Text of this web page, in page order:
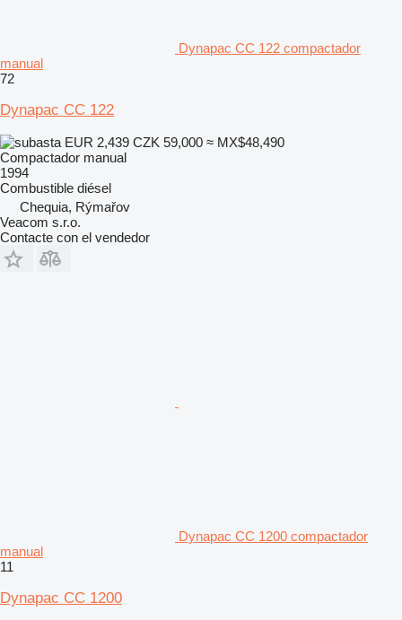
Dynapac CC 122 compactador
manual
72
Dynapac CC 122
EUR 2,439 CZK 59,000 ≈ MX$48,490
Compactador manual
1994
Combustible diésel
Chequia, Rýmařov
Veacom s.r.o.
Contacte con el vendedor
Dynapac CC 1200 compactador
manual
11
Dynapac CC 1200